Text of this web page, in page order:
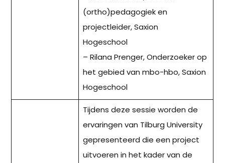
(ortho)pedagogiek en
projectleider, Saxion
Hogeschool
– Rilana Prenger, Onderzoeker op
het gebied van mbo-hbo, Saxion
Hogeschool
Tijdens deze sessie worden de
ervaringen van Tilburg University
gepresenteerd die een project
uitvoeren in het kader van de